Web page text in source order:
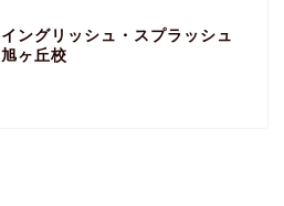
イングリッシュ・スプラッシュ
旭ヶ丘校